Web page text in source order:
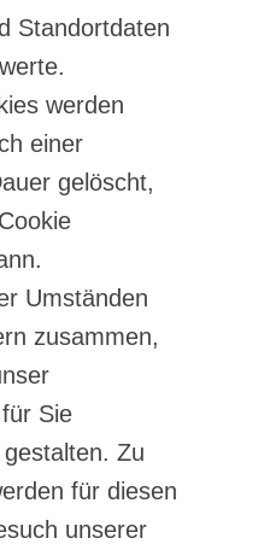
Standortdaten
werden
einer
gelöscht,
Umständen
zusammen,
Sie
Zu
für diesen
unserer